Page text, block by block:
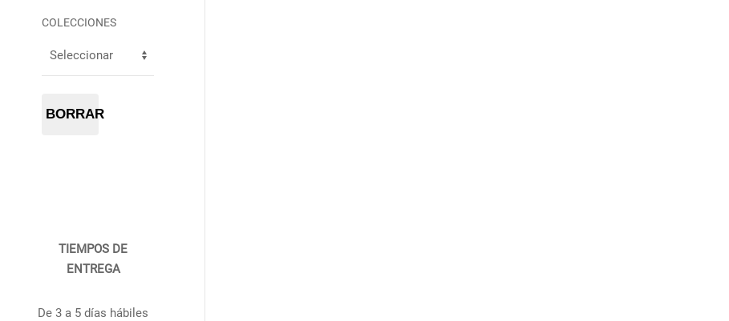
COLECCIONES
BORRAR
TIEMPOS DE
ENTREGA
De 3 a 5 días hábiles